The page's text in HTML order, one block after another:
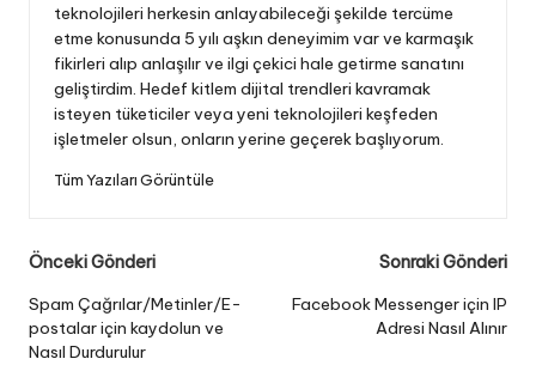
teknolojileri herkesin anlayabileceği şekilde tercüme
etme konusunda 5 yılı aşkın deneyimim var ve karmaşık
fikirleri alıp anlaşılır ve ilgi çekici hale getirme sanatını
geliştirdim. Hedef kitlem dijital trendleri kavramak
isteyen tüketiciler veya yeni teknolojileri keşfeden
işletmeler olsun, onların yerine geçerek başlıyorum.
Tüm Yazıları Görüntüle
Gönderi
dolaşımı
Önceki Gönderi
Spam Çağrılar/Metinler/E-
postalar için kaydolun ve
Nasıl Durdurulur
Sonraki Gönderi
Facebook Messenger için IP
Adresi Nasıl Alınır